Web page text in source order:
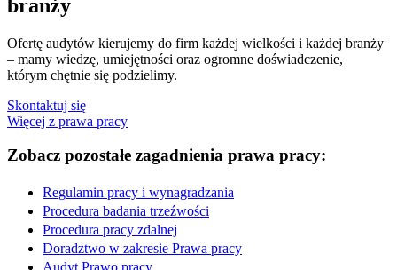
branży
Ofertę audytów kierujemy do firm każdej wielkości i każdej branży
– mamy wiedzę, umiejętności oraz ogromne doświadczenie,
którym chętnie się podzielimy.
Skontaktuj się
Więcej z prawa pracy
Zobacz pozostałe zagadnienia prawa pracy:
Regulamin pracy i wynagradzania
Procedura badania trzeźwości
Procedura pracy zdalnej
Doradztwo w zakresie Prawa pracy